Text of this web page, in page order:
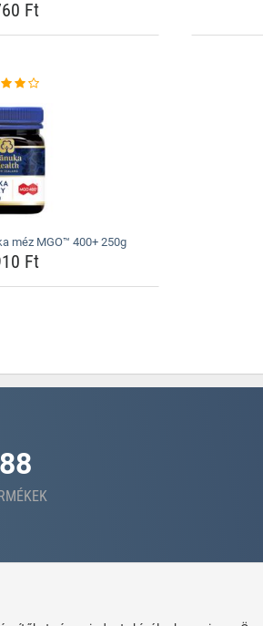
Ft
méz MGO™ 400+ 250g
Ft